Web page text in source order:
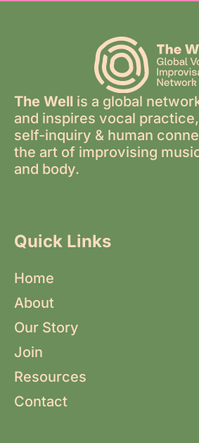
The Well is a global
and inspires vocal
self-inquiry & human
the art of improvising
and body.
Quick Links
Home
About
Our Story
Join
Resources
Contact